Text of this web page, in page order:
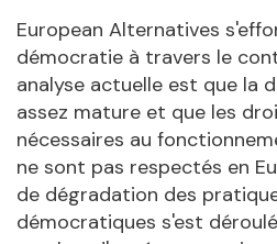
European Alternatives
démocratie à travers le
analyse actuelle est que la
assez mature et que les
nécessaires au
ne sont pas respectés en
de dégradation des
démocratiques s'est